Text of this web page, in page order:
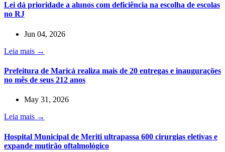
Lei dá prioridade a alunos com deficiência na escolha de escolas
no RJ
Jun 04, 2026
Leia mais →
Prefeitura de Maricá realiza mais de 20 entregas e inaugurações
no mês de seus 212 anos
May 31, 2026
Leia mais →
Hospital Municipal de Meriti ultrapassa 600 cirurgias eletivas e
expande mutirão oftalmológico